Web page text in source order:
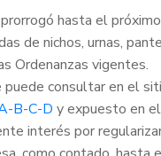
hasta el
de nichos, urnas,
Ordenanzas vigentes.
consultar en el
B-C-D y expuesto en
interés por